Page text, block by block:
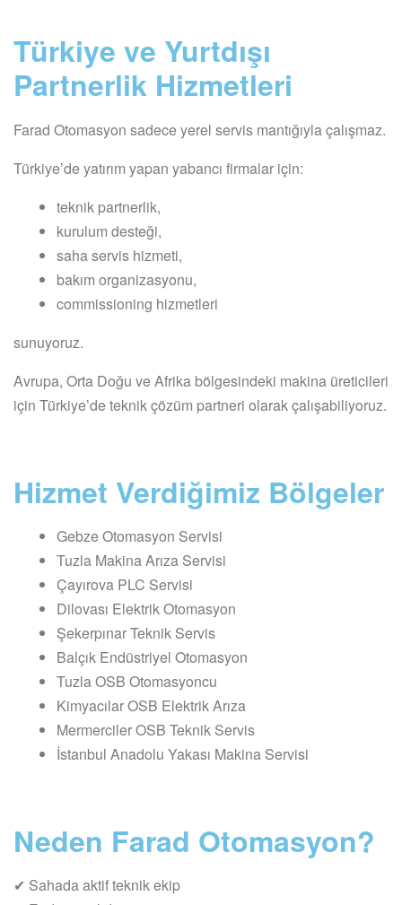
Türkiye ve Yurtdışı
Partnerlik Hizmetleri
Farad Otomasyon sadece yerel servis mantığıyla çalışmaz.
Türkiye’de yatırım yapan yabancı firmalar için:
teknik partnerlik,
kurulum desteği,
saha servis hizmeti,
bakım organizasyonu,
commissioning hizmetleri
sunuyoruz.
Avrupa, Orta Doğu ve Afrika bölgesindeki makina üreticileri
için Türkiye’de teknik çözüm partneri olarak çalışabiliyoruz.
Hizmet Verdiğimiz Bölgeler
Gebze Otomasyon Servisi
Tuzla Makina Arıza Servisi
Çayırova PLC Servisi
Dilovası Elektrik Otomasyon
Şekerpınar Teknik Servis
Balçık Endüstriyel Otomasyon
Tuzla OSB Otomasyoncu
Kimyacılar OSB Elektrik Arıza
Mermerciler OSB Teknik Servis
İstanbul Anadolu Yakası Makina Servisi
Neden Farad Otomasyon?
✔ Sahada aktif teknik ekip